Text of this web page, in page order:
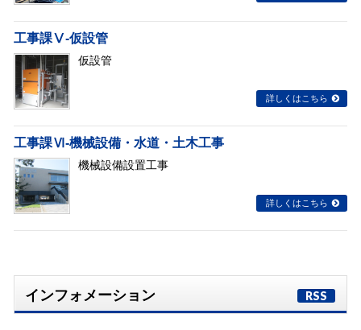
工事課Ⅴ-仮設管
仮設管
詳しくはこちら
工事課Ⅵ-機械設備・水道・土木工事
機械設備設置工事
詳しくはこちら
インフォメーション RSS